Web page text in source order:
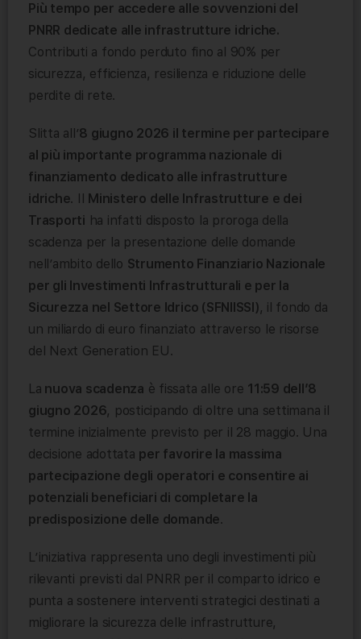
Più tempo per accedere alle sovvenzioni del
PNRR dedicate alle infrastrutture idriche.
Contributi a fondo perduto fino al 90% per
sicurezza, efficienza, resilienza e riduzione delle
perdite di rete.
Slitta all’8 giugno 2026 il termine per partecipare
al più importante programma nazionale di
finanziamento dedicato alle infrastrutture
idriche. Il
Ministero delle Infrastrutture e dei
Trasporti ha infatti disposto la proroga della
scadenza per la presentazione delle domande
nell’ambito dello Strumento Finanziario Nazionale
per gli Investimenti Infrastrutturali e per la
Sicurezza nel Settore Idrico (SFNIISSI), il fondo da
un miliardo di euro finanziato attraverso le risorse
del Next Generation EU.
La nuova scadenza è fissata alle ore 11:59 dell’8
giugno 2026, posticipando di oltre una settimana il
termine inizialmente previsto per il 28 maggio. Una
decisione adottata per favorire la massima
partecipazione degli operatori e consentire ai
potenziali beneficiari di completare la
predisposizione delle domande.
L’iniziativa rappresenta uno degli investimenti più
rilevanti previsti dal PNRR per il comparto idrico e
punta a sostenere interventi strategici destinati a
migliorare la sicurezza delle infrastrutture,